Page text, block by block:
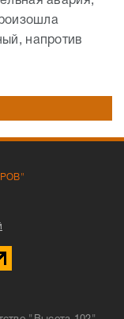
напротив